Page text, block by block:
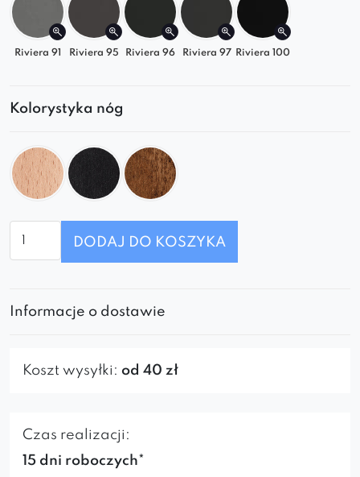
Riviera 91 Riviera 95 Riviera 96 Riviera 97 Riviera 100
Kolorystyka nóg
DODAJ DO KOSZYKA
Informacje o dostawie
Koszt wysyłki: od 40 zł
Czas realizacji:
15 dni roboczych*